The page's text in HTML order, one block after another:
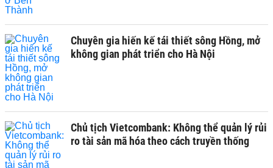
Chuyên gia hiến kế tái thiết sông Hồng, mở
không gian phát triển cho Hà Nội
Chủ tịch Vietcombank: Không thể quản lý rủi
ro tài sản mã hóa theo cách truyền thống